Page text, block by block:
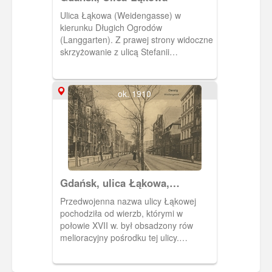
Ulica Łąkowa (Weidengasse) w
kierunku Długich Ogrodów
(Langgarten). Z prawej strony widoczne
skrzyżowanie z ulicą Stefanii
Przedwojenna nazwa ulicy Łąkowej
pochodziła od wierzb, którymi w
połowie XVII w. był obsadzony rów
melioracyjny pośrodku tej ulicy.
Pozostałością rowu jest alejka biegnąca
środkiem ulicy.
ok. 1910
Gdańsk, ulica Łąkowa,
Weidengasse
Przedwojenna nazwa ulicy Łąkowej
pochodziła od wierzb, którymi w
połowie XVII w. był obsadzony rów
melioracyjny pośrodku tej ulicy.
środkiem ulicy. Obieg 1914 r.